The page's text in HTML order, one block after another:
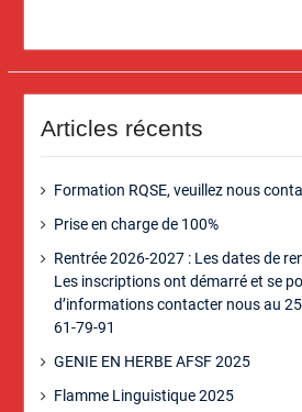
Articles récents
Formation RQSE, veuillez nous
Prise en charge de 100%
Rentrée 2026-2027 : Les dates de
Les inscriptions ont démarré et se
d’informations contacter nous au
61-79-91
GENIE EN HERBE AFSF 2025
Flamme Linguistique 2025